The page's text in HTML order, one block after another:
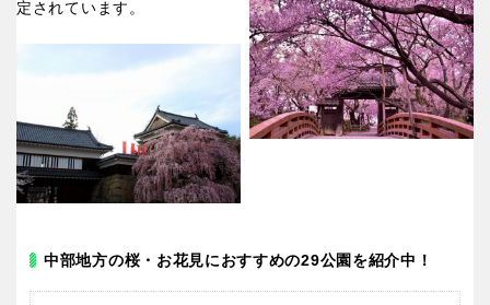
定されています。
中部地方の桜・お花見におすすめの29公園を紹介中！